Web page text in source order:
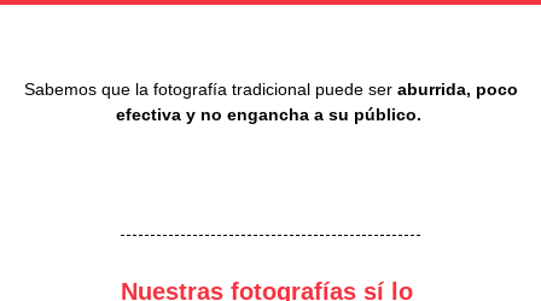
Sabemos que la fotografía tradicional puede ser aburrida, poco
efectiva y no engancha a su público.
Nuestras fotografías sí lo